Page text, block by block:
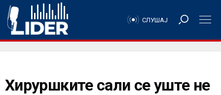
СЛУШАЈ
Хируршките сали се уште не